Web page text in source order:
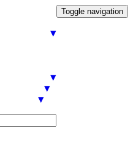
Toggle navigation